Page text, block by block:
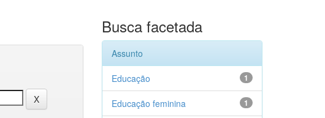
Busca facetada
Assunto
1
Educação
1
Educação feminina